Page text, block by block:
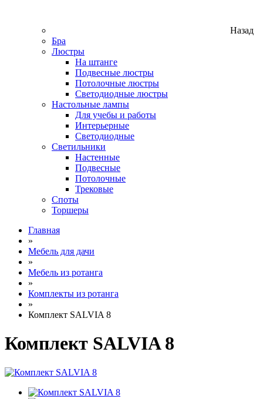
Назад
Бра
Люстры
На штанге
Подвесные люстры
Потолочные люстры
Светодиодные люстры
Настольные лампы
Для учебы и работы
Интерьерные
Светодиодные
Светильники
Настенные
Подвесные
Потолочные
Трековые
Споты
Торшеры
Главная
»
Мебель для дачи
»
Мебель из ротанга
»
Комплекты из ротанга
»
Комплект SALVIA 8
Комплект SALVIA 8